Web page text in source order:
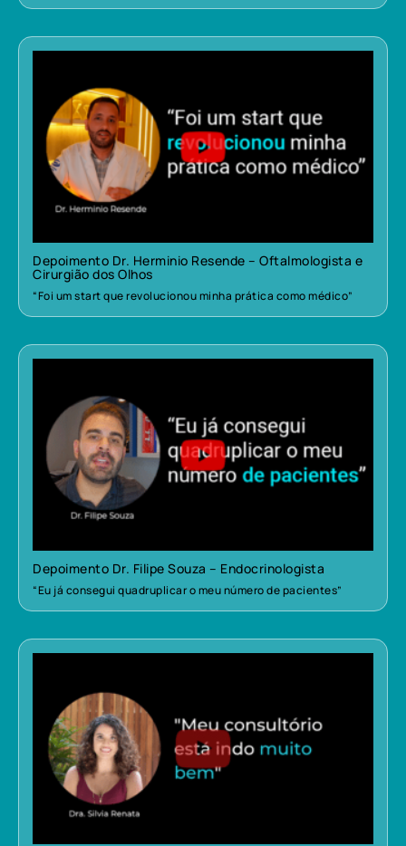
Depoimento Dr. Herminio Resende – Oftalmologista e
Cirurgião dos Olhos
“Foi um start que revolucionou minha prática como médico”
Depoimento Dr. Filipe Souza – Endocrinologista
“Eu já consegui quadruplicar o meu número de pacientes”